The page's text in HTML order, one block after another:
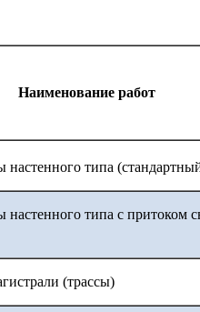
Наименование работ
настенного типа
типа с притоком
(трассы)